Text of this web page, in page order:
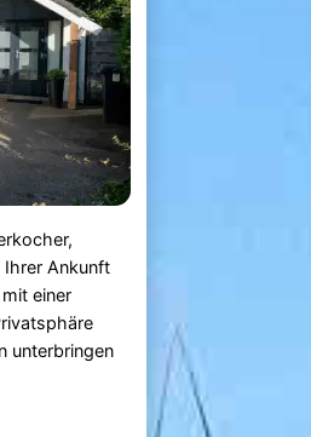
Ihrer Ankunft
einer
unterbringen